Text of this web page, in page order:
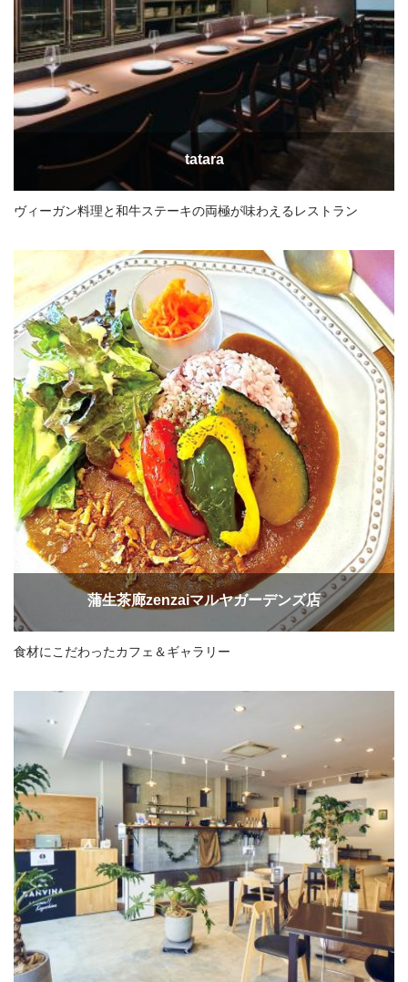
tatara
ヴィーガン料理と和牛ステーキの両極が味わえるレストラン
蒲生茶廊zenzaiマルヤガーデンズ店
食材にこだわったカフェ＆ギャラリー